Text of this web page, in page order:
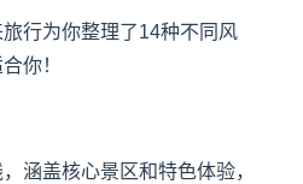
行为你整理了14种不同风
你！
涵盖核心景区和特色体验，